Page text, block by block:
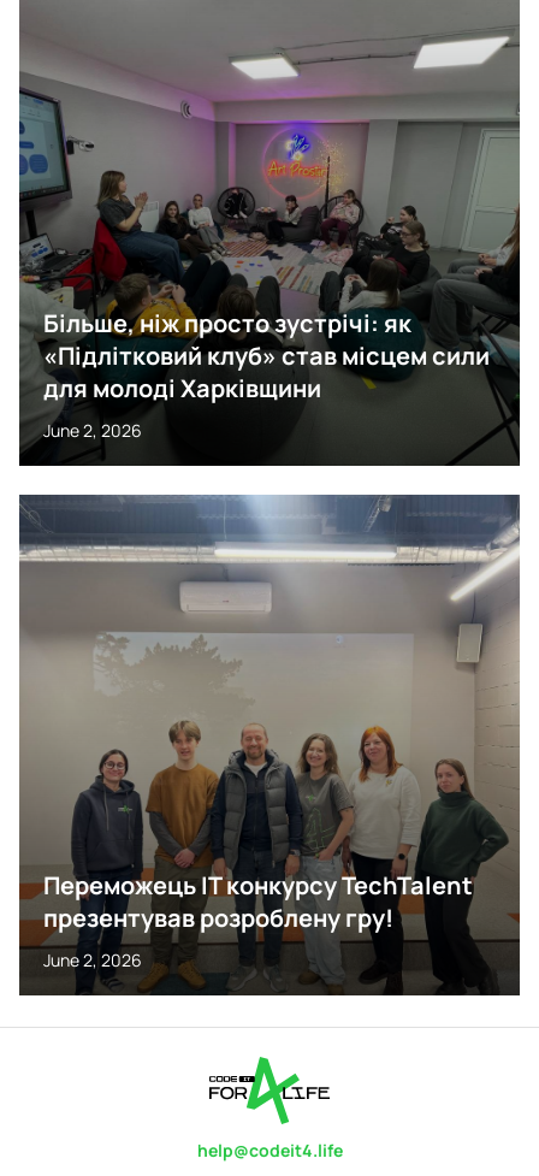
Більше, ніж просто зустрічі: як
«Підлітковий клуб» став місцем сили
для молоді Харківщини
June 2, 2026
Переможець IT конкурсу TechTalent
презентував розроблену гру!
June 2, 2026
help@codeit4.life